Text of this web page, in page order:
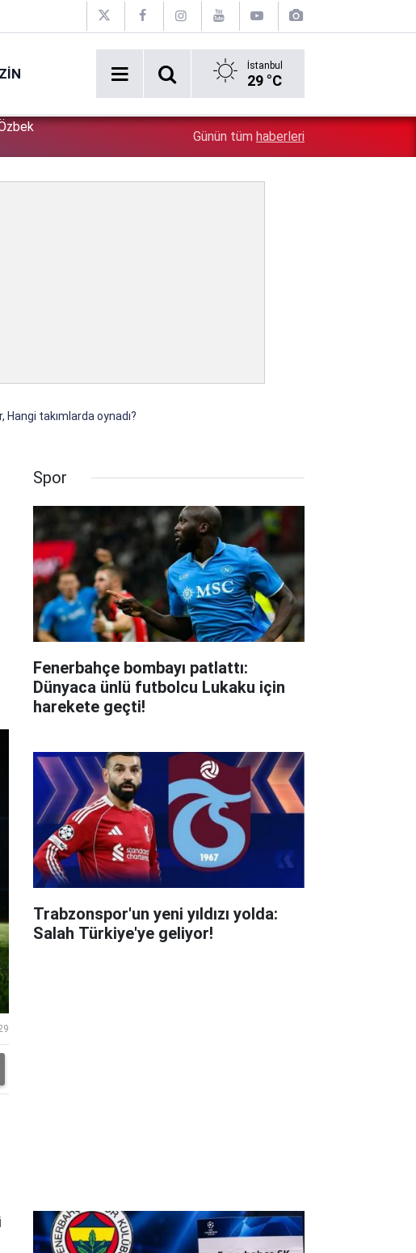
İstanbul
29 °C
Çin'in gözü doymuyor: Altın rezervleri doldu taştı!
Günün tüm haberleri
takımlarda oynadı?
Spor
Fenerbahçe bombayı patlattı:
Dünyaca ünlü futbolcu Lukaku için
harekete geçti!
Trabzonspor'un yeni yıldızı yolda:
Salah Türkiye'ye geliyor!